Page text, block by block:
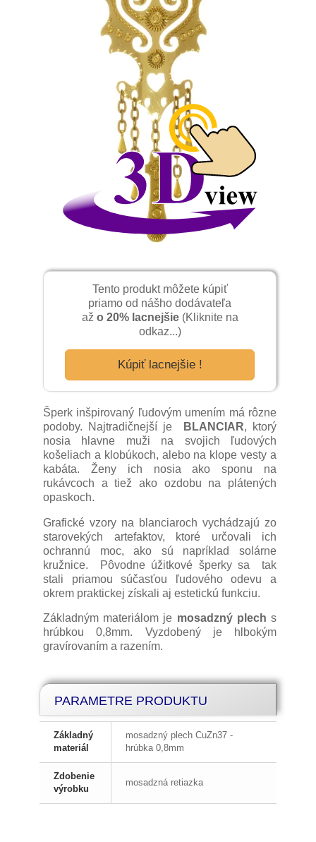
Tento produkt môžete kúpiť
priamo od nášho dodávateľa
až o 20% lacnejšie (Kliknite na
odkaz...)
Kúpiť lacnejšie !
Šperk inšpirovaný ľudovým umením má rôzne
podoby. Najtradičnejší je
BLANCIAR, ktorý
nosia hlavne muži na svojich ľudových
košeliach a klobúkoch, alebo na klope vesty a
kabáta. Ženy ich nosia ako sponu na
rukávcoch a tiež ako ozdobu na plátených
opaskoch.
Grafické vzory na blanciaroch vychádzajú zo
starovekých artefaktov, ktoré určovali ich
ochrannú moc, ako sú napríklad solárne
kružnice. Pôvodne úžitkové šperky sa tak
stali priamou súčasťou ľudového odevu a
okrem praktickej získali aj estetickú funkciu.
Základným materiálom je mosadzný plech s
hrúbkou 0,8mm. Vyzdobený je hlbokým
gravírovaním a razením.
PARAMETRE PRODUKTU
Základný
materiál
mosadzný plech CuZn37 -
hrúbka 0,8mm
Zdobenie
výrobku
mosadzná retiazka